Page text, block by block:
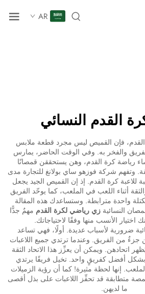
AR
القدم النسائي
القدم، فإن القميص ليس مجرد قطعة ملابس
والفخر به. وفي الوقت الحاضر، يمارس
رياضة كرة القدم، وهن يستحققن قمصانًا
وتفهم شركة فوزهو ساي بولانغ للتجارة مدى
للاعبة كرة القدم. إذ إن القميص الجيد يجعل
أثناء اللعب في الملعب، كما يوحّد الفريق
واحدة مترابطة. وستساعدك هذه المقالة
النسائية زي رياضي لكرة القدم مهمٌ جدًّا
الأنسب منها وفقًا لاحتياجاتك.
ضرورية لأسباب عديدة. أولًا، فهي تساعد
جزءٌ من الفريق. وعندما ترتدي جميع اللاعبات
اتحادهن. ويمكن أن يعزِّز هذا الاتحاد الثقة
أفضل كفريقٍ واحد. تخيل فريقًا يرتدي
إنها لحظة مثيرة! كما أن رؤية الزميلات
متطابقة قد تحفِّز اللاعبات على بذل أقصى
ما لديهن.